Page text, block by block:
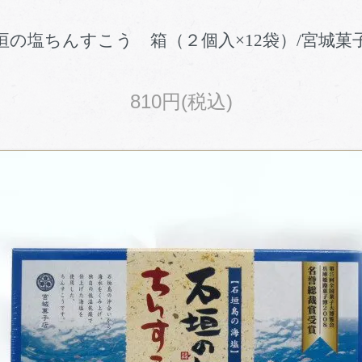
の塩ちんすこう 箱（２個入×12袋）/宮城菓
810円(税込)